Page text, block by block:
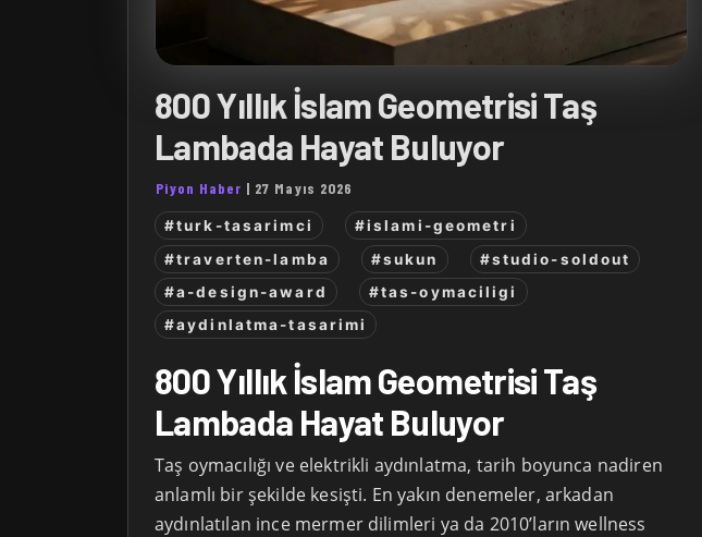
800 Yıllık İslam Geometrisi Taş
Lambada Hayat Buluyor
Piyon Haber | 27 Mayıs 2026
#turk-tasarimci
#islami-geometri
#traverten-lamba
#sukun
#studio-soldout
#a-design-award
#tas-oymaciligi
#aydinlatma-tasarimi
800 Yıllık İslam Geometrisi Taş
Lambada Hayat Buluyor
Taş oymacılığı ve elektrikli aydınlatma, tarih boyunca nadiren
anlamlı bir şekilde kesişti. En yakın denemeler, arkadan
aydınlatılan ince mermer dilimleri ya da 2010’ların wellness